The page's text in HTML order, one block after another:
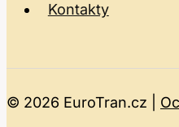
Kontakty
© 2026 EuroTran.cz |